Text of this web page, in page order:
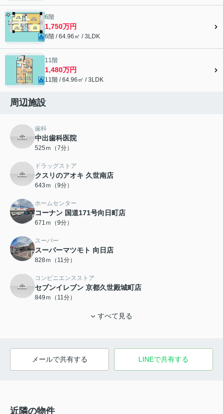
6階
1,750万円
6階 / 64.96㎡ / 3LDK
11階
1,480万円
11階 / 64.96㎡ / 3LDK
周辺施設
歯科
中出歯科医院
525ｍ（7分）
ドラッグストア
クスリのアオキ 久世南店
643ｍ（9分）
ホームセンター
コーナン 国道171号向日町店
671ｍ（9分）
スーパー
スーパーマツモト 向日店
828ｍ（11分）
コンビニエンスストア
セブンイレブン 京都久世殿城町店
849ｍ（11分）
すべて見る
メールで共有する LINEで共有する
近隣の物件